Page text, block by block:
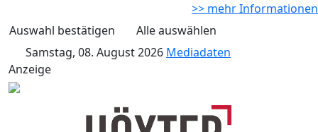
>> mehr Informationen
Auswahl bestätigen
Alle auswählen
Samstag, 08. August 2026 Mediadaten
Anzeige